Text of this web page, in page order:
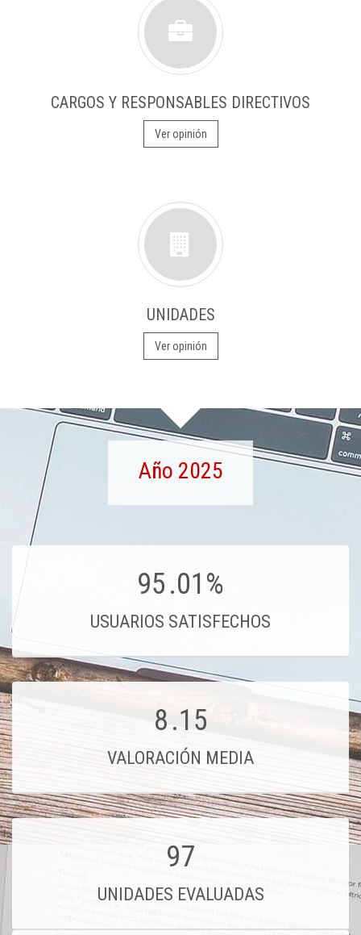
CARGOS Y RESPONSABLES DIRECTIVOS
Ver opinión
UNIDADES
Ver opinión
Año 2025
95.01%
USUARIOS SATISFECHOS
8.15
VALORACIÓN MEDIA
97
UNIDADES EVALUADAS